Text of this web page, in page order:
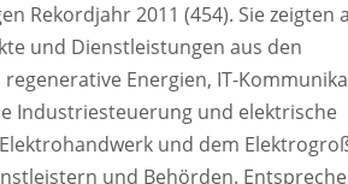
Rekordjahr 2011 (454). Sie zeigten
und Dienstleistungen aus den
Energien, IT-
Industriesteuerung und elektrische
und dem
und Behörden.